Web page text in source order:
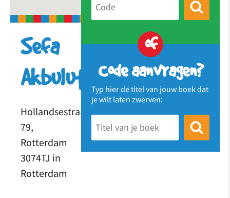
of
Code aanvragen?
Typ hier de titel van jouw boek dat
je wilt laten zwerven:
Sefa
Akbulut
Hollandsestraat
79,
Rotterdam
3074TJ in
Rotterdam